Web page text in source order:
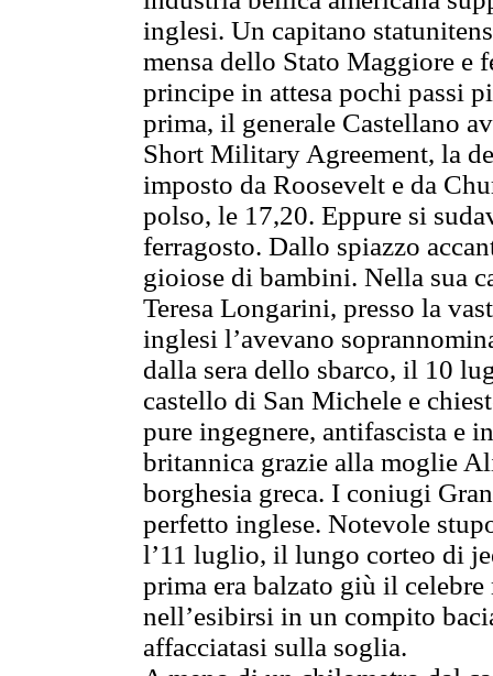
inglesi. Un capitano
mensa dello Stato Maggiore e
principe in attesa pochi passi
prima, il generale Castellano
Short Military Agreement, la
imposto da Roosevelt e da
polso, le 17,20. Eppure si
ferragosto. Dallo spiazzo
gioiose di bambini. Nella sua
Teresa Longarini, presso la
inglesi l’avevano
dalla sera dello sbarco, il 10
castello di San Michele e
pure ingegnere, antifascista e
britannica grazie alla moglie
borghesia greca. I coniugi
perfetto inglese. Notevole
l’11 luglio, il lungo corteo di
prima era balzato giù il
nell’esibirsi in un compito
affacciatasi sulla soglia.